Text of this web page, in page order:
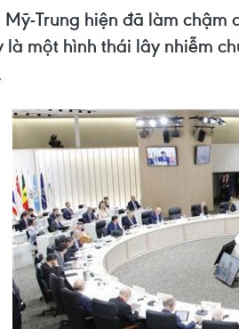
Trung hiện đã làm
là một hình thái lây nhiễm